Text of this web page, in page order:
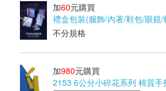
加60元購買
禮盒包裝(服飾/內著/鞋包/眼鏡
不分規格
加980元購買
2153 6公分小碎花系列 棉質手